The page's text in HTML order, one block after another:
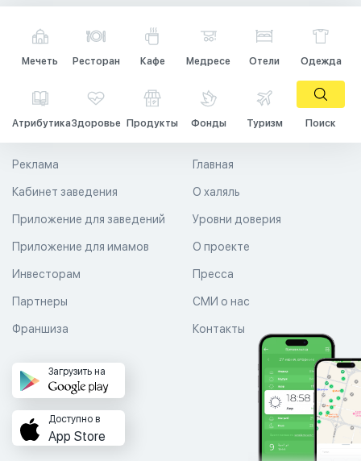
Мечеть Ресторан Кафе Медресе Отели Одежда
АтрибутикаЗдоровье Продукты Фонды Туризм Поиск
Главная
О халяль
Уровни доверия
Реклама
Кабинет заведения
Приложение для заведений
Приложение для имамов О проекте
Пресса
СМИ о нас
Контакты
Инвесторам
Партнеры
Франшиза
Загрузить на
Доступно в
App Store